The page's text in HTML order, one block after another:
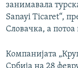
занимавала
Sanayi Ticaret“,
Словачка, а
Компанијата